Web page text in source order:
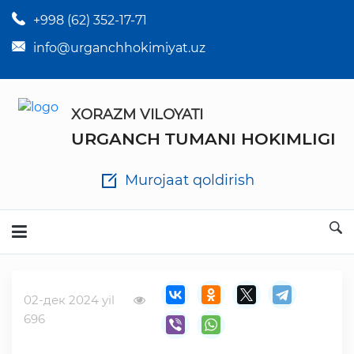
+998 (62) 352-17-71
info@urganchhokimiyat.uz
XORAZM VILOYATI
URGANCH TUMANI HOKIMLIGI
Murojaat qoldirish
Tuman hokim qarorlari
Tuman hokimi farmoyishlari
Tuman hokimligi ish yuritish yo'riqnomasi
Analitik hisobot va tahlillar
02-дек 2024 yil
696